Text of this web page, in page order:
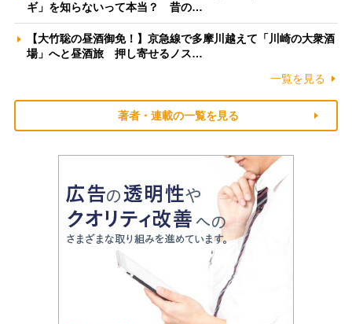
ギ」を知らないって本当？ 昔の…
【大竹聡の昼酒御免！】京急線で多摩川越えて「川崎の大衆酒
場」へと昼酒旅 押し寄せるノス…
一覧を見る
著者・連載の一覧を見る